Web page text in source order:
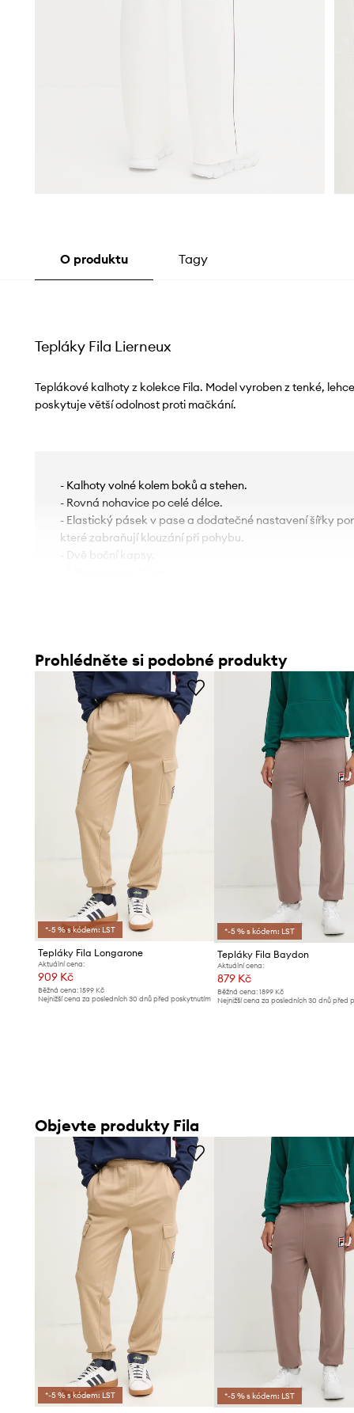
O produktu Tagy
Tepláky Fila Lierneux
Teplákové kalhoty z kolekce Fila. Model vyroben z tenké,
poskytuje větší odolnost proti mačkání.
- Kalhoty volné kolem boků a stehen.
- Rovná nohavice po celé délce.
- Elastický pásek v pase a dodatečné nastavení šířky
které zabraňují klouzání při pohybu.
- Dvě boční kapsy.
- Vnější délka nohavic: 107,5 cm.
- Rozměry pro velikost: M.
Prohlédněte si podobné produkty
*-5 % s kódem: LST
Tepláky Fila Longarone
Aktuální cena:
909 Kč
Běžná cena: 1599 Kč
Nejnižší cena za posledních 30 dnů před poskytnutím
*-5 % s kódem: LST
Tepláky Fila Baydon
Aktuální cena:
879 Kč
Běžná cena:1899 Kč
Nejnižší cena za posledních 30 dnů před
Objevte produkty Fila
*-5 % s kódem: LST *-5 % s kódem: LST